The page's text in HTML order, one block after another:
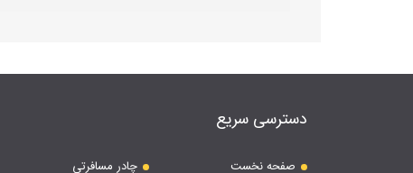
دسترسی سریع
صفحه نخست چادر مسافرتی